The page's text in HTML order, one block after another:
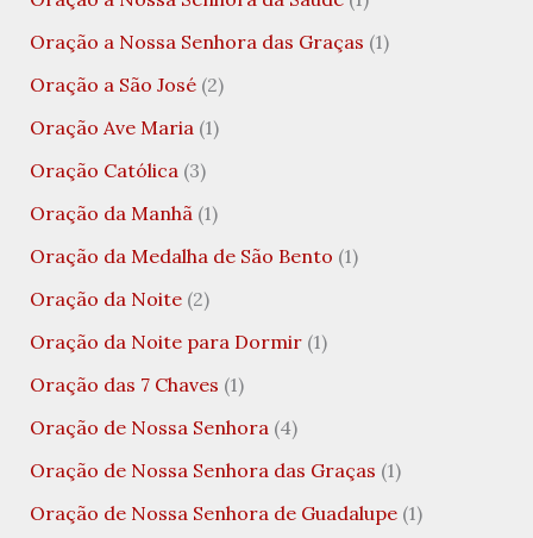
Oração a Nossa Senhora das Graças (1)
Oração a São José(2)
Oração Ave Maria(1)
Oração Católica(3)
Oração da Manhã(1)
Oração da Medalha de São Bento (1)
Oração da Noite(2)
Oração da Noite para Dormir(1)
Oração das 7 Chaves (1)
Oração de Nossa Senhora(4)
Oração de Nossa Senhora das Graças (1)
Oração de Nossa Senhora de Guadalupe(1)